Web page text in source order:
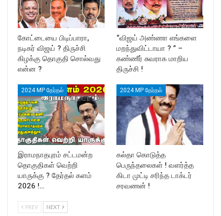
கோட்டையை பிடிப்பாரா,
நடிகர் விஜய் ? திருச்சி
கிழக்கு தொகுதி சொல்வது
என்ன ?
“விஜய் அண்ணா எங்களை
மறந்துவிட்டாயா ? ” –
கண்ணீர் சுவராக மாறிய
திருச்சி !
2024 MP தேர்தல்
இராமநாதபுரம் சட்டமன்ற
தொகுதிகள் வெற்றி
யாருக்கு ? தேர்தல் களம்
2026 !…
2024 MP தேர்தல்
கல்தா கொடுத்த
பெருந்தலைகள் ! வளர்த்த
கிடா முட்டி சரிந்த டாக்டர்
சரவணன் !
PREV NEXT